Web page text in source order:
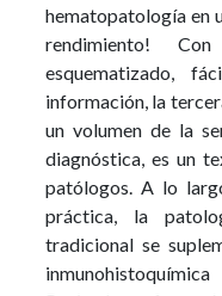
hematopatología en
rendimiento!
esquematizado,
información, la
un volumen de la
diagnóstica, es un
patólogos. A lo
práctica, la
tradicional se